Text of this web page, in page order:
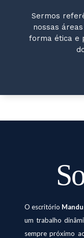
Sermos
nossas
forma ética e
O escritório
um trabalho
sempre próximo